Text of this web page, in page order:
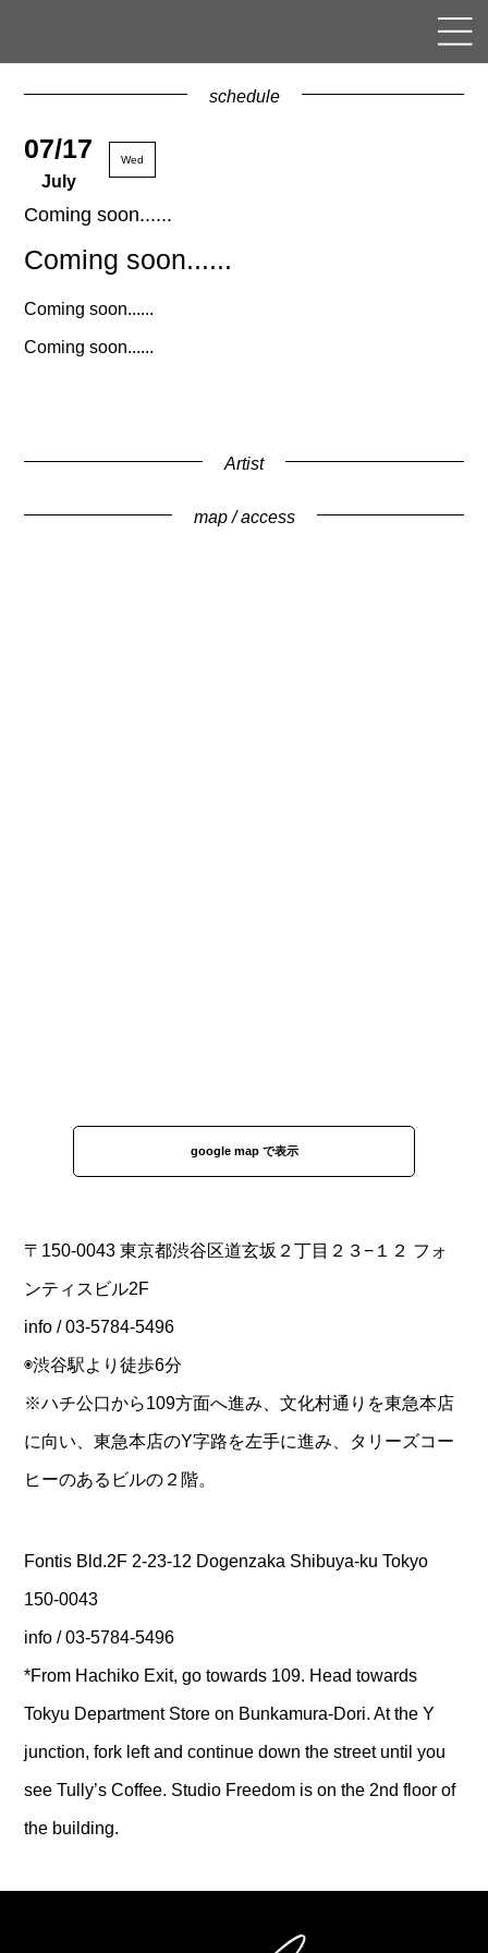
schedule
07/17
July
Wed
Coming soon......
Coming soon......
Coming soon......
Coming soon......
Artist
map / access
google map で表示
〒150-0043 東京都渋谷区道玄坂２丁目２３−１２ フォ
ンティスビル2F
info / 03-5784-5496
◉渋谷駅より徒歩6分
※ハチ公口から109方面へ進み、文化村通りを東急本店
に向い、東急本店のY字路を左手に進み、タリーズコー
ヒーのあるビルの２階。
Fontis Bld.2F 2-23-12 Dogenzaka Shibuya-ku Tokyo
150-0043
info / 03-5784-5496
*From Hachiko Exit, go towards 109. Head towards
Tokyu Department Store on Bunkamura-Dori. At the Y
junction, fork left and continue down the street until you
see Tully’s Coffee. Studio Freedom is on the 2nd floor of
the building.